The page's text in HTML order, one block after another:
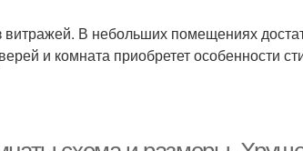
витражей. В небольших помещениях
и комната приобретет особенности